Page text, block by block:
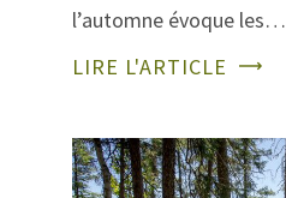
l’automne évoque les…
LIRE L'ARTICLE